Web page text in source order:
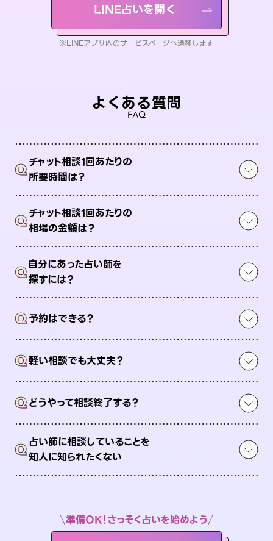
LINE占いを開く
※LINEアプリ内のサービスページへ遷移します
よくある質問
FAQ
Qチャット相談1回あたりの
所要時間は？
Qチャット相談1回あたりの
相場の金額は？
Q自分にあった占い師を
探すには？
Q予約はできる？
Q軽い相談でも大丈夫？
Qどうやって相談終了する？
Q占い師に相談していることを
知人に知られたくない
準備OK！さっそく占いを始めよう